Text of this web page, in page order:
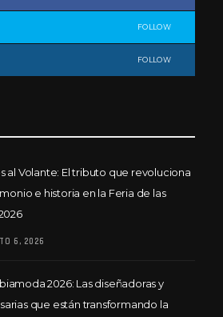
FOLLOW
FOLLOW
al Volante: El tributo que revoluciona
e historia en la Feria de las
6, 2026
2026: Las diseñadoras y
que están transformando la